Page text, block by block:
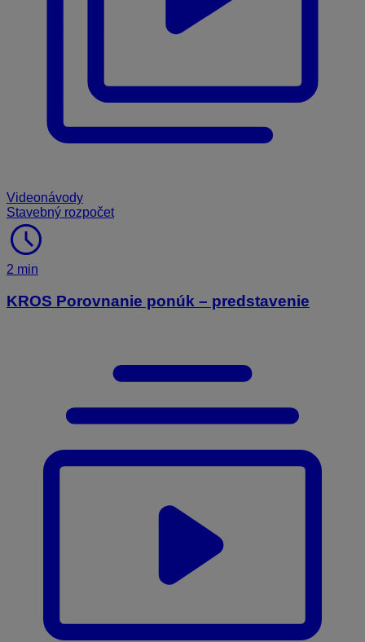
Videonávody
Stavebný rozpočet
schedule
2 min
KROS Porovnanie ponúk – predstavenie